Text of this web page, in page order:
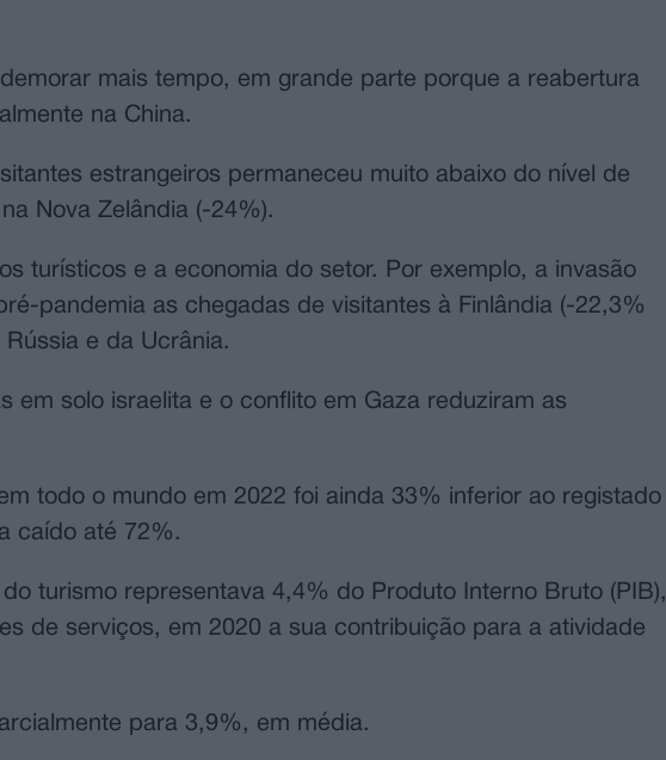
mais tempo, em grande parte porque a reabertura
na China.
estrangeiros permaneceu muito abaixo do nível de
Nova Zelândia (-24%).
turísticos e a economia do setor. Por exemplo, a invasão
pandemia as chegadas de visitantes à Finlândia (-22,3%
e da Ucrânia.
em solo israelita e o conflito em Gaza reduziram as
todo o mundo em 2022 foi ainda 33% inferior ao registado
caído até 72%.
turismo representava 4,4% do Produto Interno Bruto (PIB),
de serviços, em 2020 a sua contribuição para a atividade
para 3,9%, em média.